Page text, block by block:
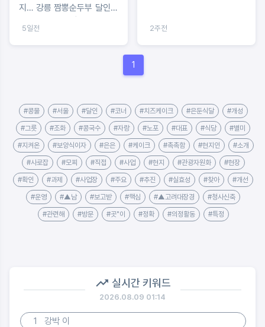
지… 강릉 짬뽕순두부 달인의
5일전 2주전
1
#콩물 #서울 #달인 #코너 #치즈케이크 #은둔식달 #개성
#그릇 #조화 #콩국수 #자랑 #노포 #대표 #식당 #별미
#지켜온 #보양식이자 #은은 #케이크 #촉촉함 #현지인 #소개
#사로잡 #모찌 #직접 #사업 #현지 #관광자원화 #현장
#확인 #과제 #사업장 #주요 #추진 #실효성 #찾아 #개선
#운영 #▲남 #보고받 #핵심 #▲고려대장경 #청사신축
#관련해 #방문 #곳"이 #정확 #의정활동 #특정
실시간 키워드
2026.08.09 01:14
1
강박 이